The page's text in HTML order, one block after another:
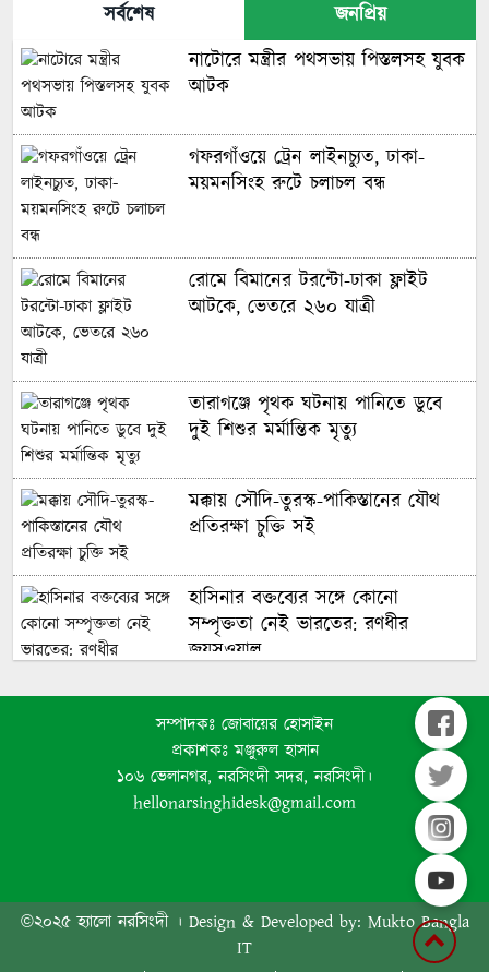
সর্বশেষ
জনপ্রিয়
নাটোরে মন্ত্রীর পথসভায় পিস্তলসহ যুবক
আটক
গফরগাঁওয়ে ট্রেন লাইনচ্যুত, ঢাকা-
ময়মনসিংহ রুটে চলাচল বন্ধ
রোমে বিমানের টরন্টো-ঢাকা ফ্লাইট
আটকে, ভেতরে ২৬০ যাত্রী
তারাগঞ্জে পৃথক ঘটনায় পানিতে ডুবে
দুই শিশুর মর্মান্তিক মৃত্যু
মক্কায় সৌদি-তুরস্ক-পাকিস্তানের যৌথ
প্রতিরক্ষা চুক্তি সই
হাসিনার বক্তব্যের সঙ্গে কোনো
সম্পৃক্ততা নেই ভারতের: রণধীর
জয়সওয়াল
সংস্কৃতির গণ্ডি পেরিয়ে: জাতির বড়
পরিচয় হোক আমাদের চরিত্র
গ্যাস সংকট মোকাবিলায় আরও এক
কার্গো এলএনজি কেনার অনুমোদন
সম্পাদকঃ জোবায়ের হোসাইন
প্রকাশকঃ মঞ্জুরুল হাসান
১০৬ ভেলানগর, নরসিংদী সদর, নরসিংদী।
hellonarsinghidesk@gmail.com
©২০২৫ হ্যালো নরসিংদী । Design & Developed by: Mukto Bangla
IT